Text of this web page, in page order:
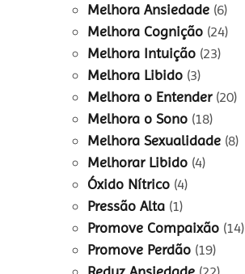
Melhora Ansiedade (6)
Melhora Cognição (24)
Melhora Intuição (23)
Melhora Libido (3)
Melhora o Entender(20)
Melhora o Sono (18)
Melhora Sexualidade (8)
Melhorar Libido (4)
Óxido Nítrico (4)
Pressão Alta (1)
Promove Compaixão (14)
Promove Perdão (19)